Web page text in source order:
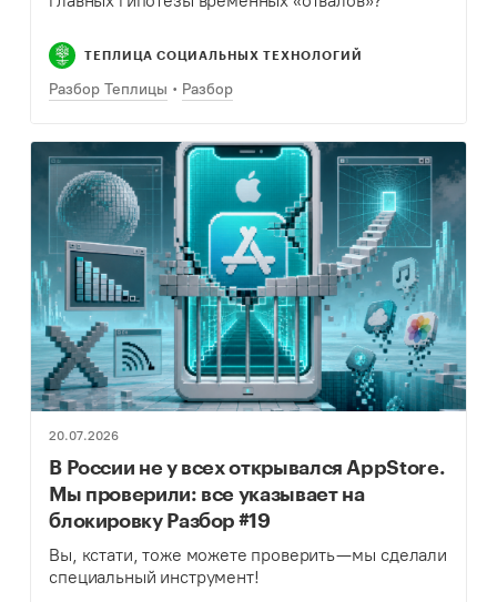
ТЕПЛИЦА СОЦИАЛЬНЫХ ТЕХНОЛОГИЙ
Разбор Теплицы Разбор
20.07.2026
В России не у всех открывался AppStore.
Мы проверили: все указывает на
блокировку Разбор #19
Вы, кстати, тоже можете проверить — мы сделали
специальный инструмент!